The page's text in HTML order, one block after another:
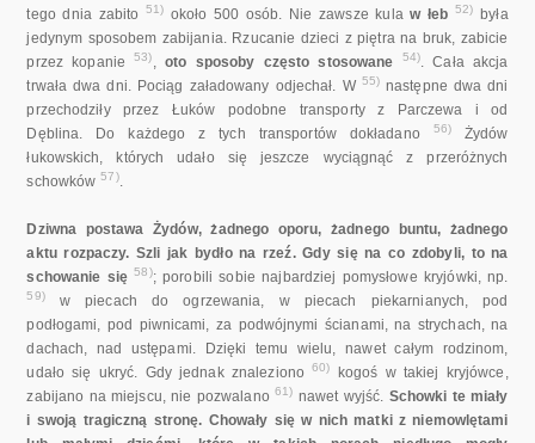
tego dnia zabito
51) około 500 osób. Nie zawsze kulaw łeb 52)
była
jedynym sposobem zabijania. Rzucanie dzieci z piętra na bruk, zabicie
przez kopanie
53), oto sposoby często stosowane 54). Cała akcja
trwała dwa dni. Pociąg załadowany odjechał. W 55) następne dwa dni
przechodziły przez Łuków podobne transporty z Parczewa i od
Dęblina. Do każdego z tych transportów dokładano
56)
Żydów
łukowskich, których udało się jeszcze wyciągnąć z przeróżnych
schowków 57).
Dziwna postawa Żydów, żadnego oporu, żadnego buntu, żadnego
aktu rozpaczy. Szli jak bydło na rzeź. Gdy się na co zdobyli, to na
schowanie się 58); porobili sobie najbardziej pomysłowe kryjówki, np.
59)w piecach do ogrzewania, w piecach piekarnianych, pod
podłogami, pod piwnicami, za podwójnymi ścianami, na strychach, na
dachach, nad ustępami. Dzięki temu wielu, nawet całym rodzinom,
udało się ukryć. Gdy jednak znaleziono60)
kogoś w takiej kryjówce,
zabijano na miejscu, nie pozwalano61) nawet wyjść. Schowki te miały
i swoją tragiczną stronę. Chowały się w nich matki z niemowlętami